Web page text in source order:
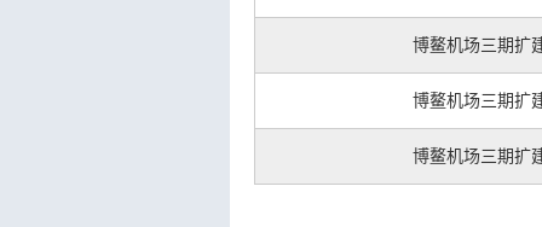
博鳌机场三期扩
博鳌机场三期扩
博鳌机场三期扩